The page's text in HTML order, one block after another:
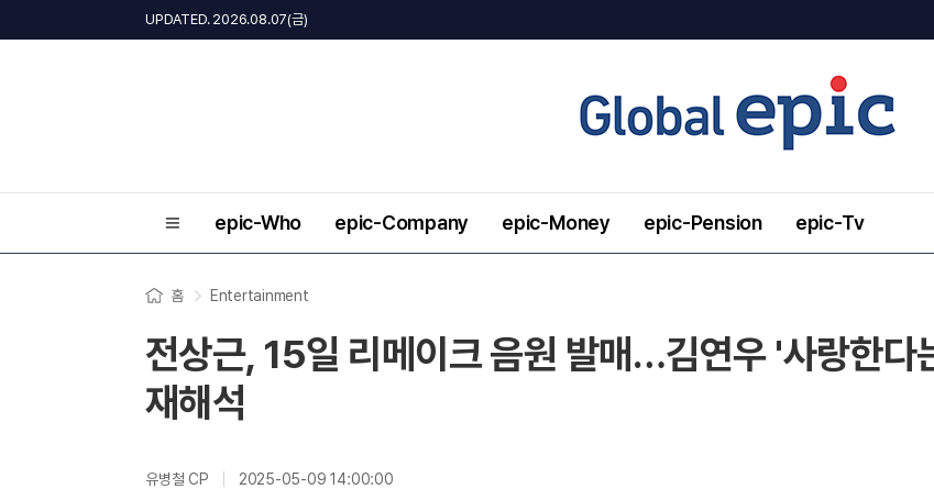
UPDATED. 2026.08.07(금)
epic-Who epic-Company epic-Money epic-Pension epic-Tv
홈 Entertainment
전상근, 15일 리메이크 음원 발매…김연우 '사랑한다
재해석
유병철 CP 2025-05-09 14:00:00